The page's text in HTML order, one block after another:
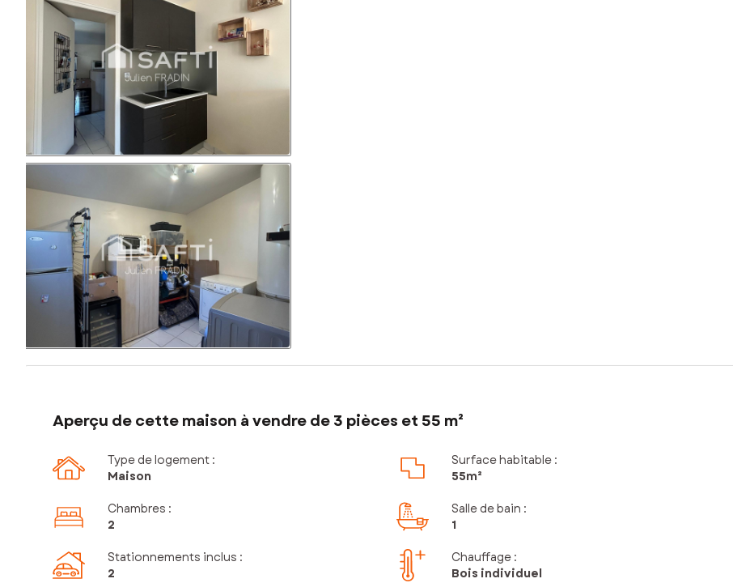
Aperçu de cette maison à vendre de 3 pièces et 55 m²
Type de logement :
Maison
Surface habitable :
55m²
Chambres :
2
Salle de bain :
1
Stationnements inclus :
2
Chauffage :
Bois individuel